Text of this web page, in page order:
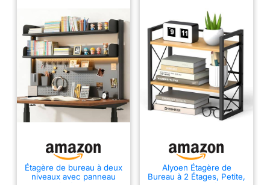
Étagère de bureau à deux
niveaux avec panneau
Alyoen Étagère de
Bureau à 2 Étages, Petite,